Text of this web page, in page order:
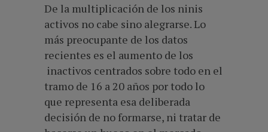
De la multiplicación de los ninis
activos no cabe sino alegrarse. Lo
más preocupante de los datos
recientes es el aumento de los
inactivos centrados sobre todo en el
tramo de 16 a 20 años por todo lo
que representa esa deliberada
decisión de no formarse, ni tratar de